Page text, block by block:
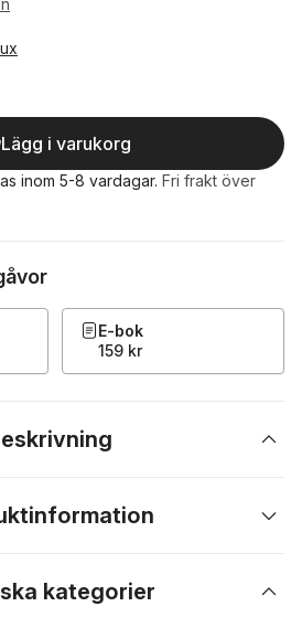
Lägg i varukorg
inom 5-8 vardagar. Fri frakt över
E-bok
159 kr
kategorier